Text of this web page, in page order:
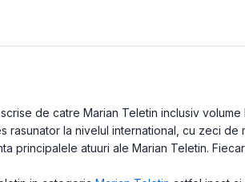
de catre Marian Teletin inclusiv
rasunator la nivelul international, cu zeci
principalele atuuri ale Marian Teletin.